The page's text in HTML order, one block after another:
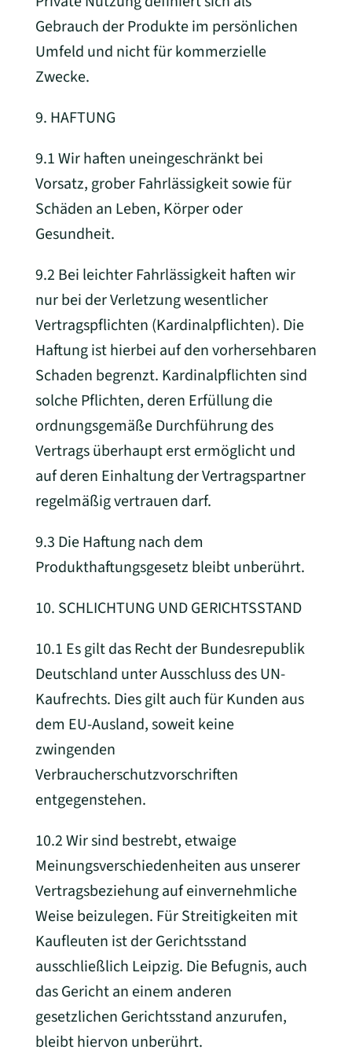
Gebrauch der Produkte im persönlichen
Umfeld und nicht für kommerzielle
Zwecke.
9. HAFTUNG
9.1 Wir haften uneingeschränkt bei
Vorsatz, grober Fahrlässigkeit sowie für
Schäden an Leben, Körper oder
Gesundheit.
9.2 Bei leichter Fahrlässigkeit haften wir
nur bei der Verletzung wesentlicher
Vertragspflichten (Kardinalpflichten). Die
Haftung ist hierbei auf den vorhersehbaren
Schaden begrenzt. Kardinalpflichten sind
solche Pflichten, deren Erfüllung die
ordnungsgemäße Durchführung des
Vertrags überhaupt erst ermöglicht und
auf deren Einhaltung der Vertragspartner
regelmäßig vertrauen darf.
9.3 Die Haftung nach dem
Produkthaftungsgesetz bleibt unberührt.
10. SCHLICHTUNG UND GERICHTSSTAND
10.1 Es gilt das Recht der Bundesrepublik
Deutschland unter Ausschluss des UN-
Kaufrechts. Dies gilt auch für Kunden aus
dem EU-Ausland, soweit keine
zwingenden
Verbraucherschutzvorschriften
entgegenstehen.
10.2 Wir sind bestrebt, etwaige
Meinungsverschiedenheiten aus unserer
Vertragsbeziehung auf einvernehmliche
Weise beizulegen. Für Streitigkeiten mit
Kaufleuten ist der Gerichtsstand
ausschließlich Leipzig. Die Befugnis, auch
das Gericht an einem anderen
gesetzlichen Gerichtsstand anzurufen,
bleibt hiervon unberührt.